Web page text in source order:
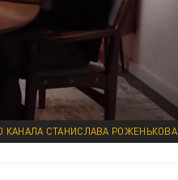
КАНАЛА СТАНИСЛАВА РОЖЕНЬКОВА